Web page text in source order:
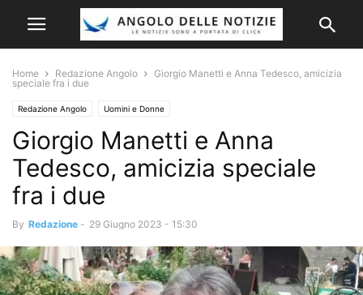
Home Redazione Angolo
Giorgio Manetti e Anna Tedesco, amicizia
speciale fra i due
Redazione Angolo Uomini e Donne
Giorgio Manetti e Anna
Tedesco, amicizia speciale
fra i due
By Redazione - 29 Giugno 2023 - 15:30